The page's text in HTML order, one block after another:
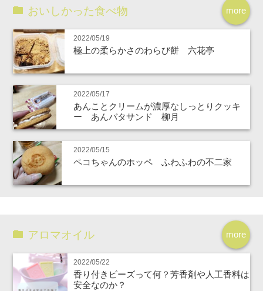
more
おいしかった食べ物
2022/05/19
極上の柔らかさのわらび餅 六花亭
2022/05/17
あんことクリームが濃厚なしっとりクッキ
ー あんバタサンド 柳月
2022/05/15
ペコちゃんのホッペ ふわふわの不二家
more
アロマオイル
2022/05/22
香り付きビーズって何？芳香剤や人工香料は
安全なのか？